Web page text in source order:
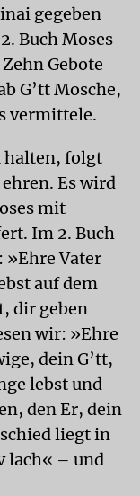
gegeben
Buch Moses
Gebote
G’tt Mosche,
vermittele.
halten, folgt
Es wird
mit
Im 2. Buch
»Ehre Vater
auf dem
dir geben
wir: »Ehre
dein G’tt,
lebst und
den Er, dein
liegt in
lach« – und